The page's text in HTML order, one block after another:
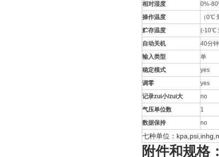
相对湿度
0%-
操作温度
（0℃
贮存温度
(-10℃
自动关机
40分
输入类型
单
稳定模式
yes
调零
yes
记录zui小/zui大
no
气压单位数
1
数据保持
no
七种单位：
附件和规格